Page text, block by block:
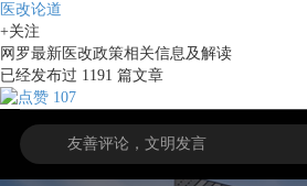
医改论道
+关注
网罗最新医改政策相关信息及解读
已经发布过 1191 篇文章
107